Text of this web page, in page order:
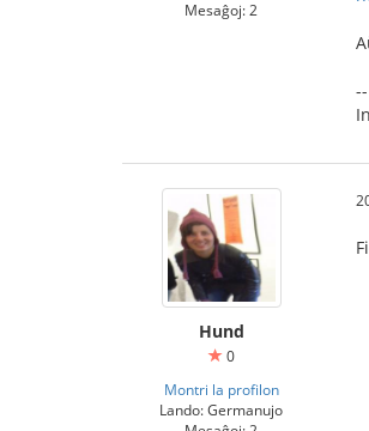
Mesaĝoj: 2
--
Hund
0
Montri la profilon
Lando: Germanujo